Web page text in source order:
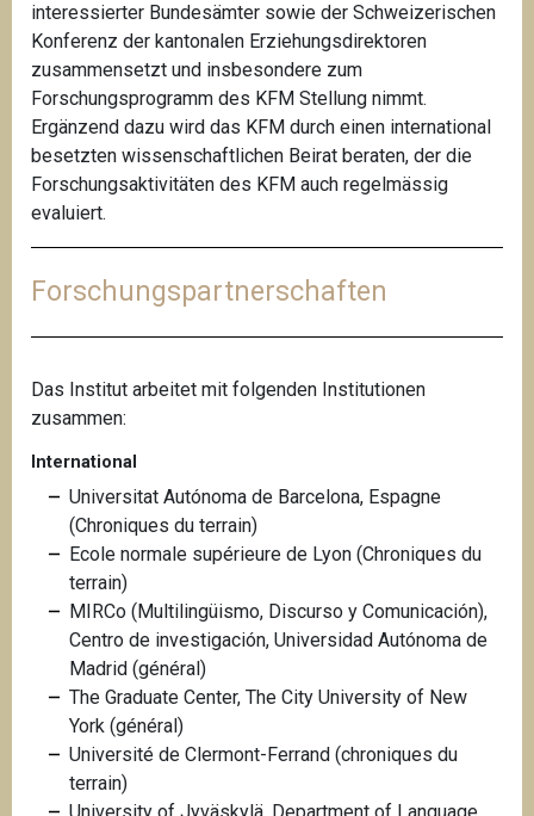
interessierter Bundesämter sowie der Schweizerischen
Konferenz der kantonalen Erziehungsdirektoren
zusammensetzt und insbesondere zum
Forschungsprogramm des KFM Stellung nimmt.
Ergänzend dazu wird das KFM durch einen international
besetzten wissenschaftlichen Beirat beraten, der die
Forschungsaktivitäten des KFM auch regelmässig
evaluiert.
Forschungspartnerschaften
Das Institut arbeitet mit folgenden Institutionen
zusammen:
International
Universitat Autónoma de Barcelona, Espagne
(Chroniques du terrain)
Ecole normale supérieure de Lyon (Chroniques du
terrain)
MIRCo (Multilingüismo, Discurso y Comunicación),
Centro de investigación, Universidad Autónoma de
Madrid (général)
The Graduate Center, The City University of New
York (général)
Université de Clermont-Ferrand (chroniques du
terrain)